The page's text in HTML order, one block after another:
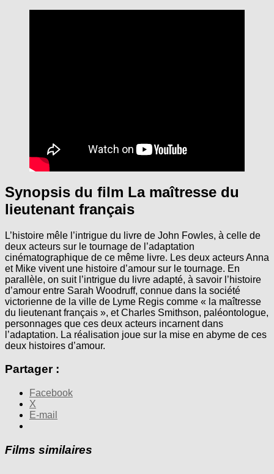
Synopsis du film La maîtresse du
lieutenant français
L’histoire mêle l’intrigue du livre de John Fowles, à celle de
deux acteurs sur le tournage de l’adaptation
cinématographique de ce même livre. Les deux acteurs Anna
et Mike vivent une histoire d’amour sur le tournage. En
parallèle, on suit l’intrigue du livre adapté, à savoir l’histoire
d’amour entre Sarah Woodruff, connue dans la société
victorienne de la ville de Lyme Regis comme « la maîtresse
du lieutenant français », et Charles Smithson, paléontologue,
personnages que ces deux acteurs incarnent dans
l’adaptation. La réalisation joue sur la mise en abyme de ces
deux histoires d’amour.
Partager :
Facebook
X
E-mail
Films similaires